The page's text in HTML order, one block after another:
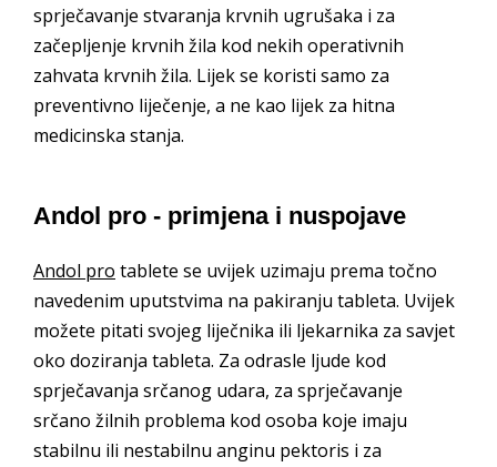
sprječavanje stvaranja krvnih ugrušaka i za
začepljenje krvnih žila kod nekih operativnih
zahvata krvnih žila. Lijek se koristi samo za
preventivno liječenje, a ne kao lijek za hitna
medicinska stanja.
Andol pro - primjena i nuspojave
Andol pro tablete se uvijek uzimaju prema točno
navedenim uputstvima na pakiranju tableta. Uvijek
možete pitati svojeg liječnika ili ljekarnika za savjet
oko doziranja tableta. Za odrasle ljude kod
sprječavanja srčanog udara, za sprječavanje
srčano žilnih problema kod osoba koje imaju
stabilnu ili nestabilnu anginu pektoris i za